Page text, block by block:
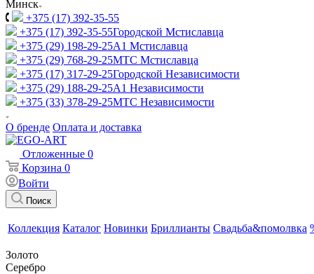
Минск
+375 (17) 392-35-55
+375 (17) 392-35-55Городской Мстиславца
+375 (29) 198-29-25A1 Мстиславца
+375 (29) 768-29-25МТС Мстиславца
+375 (17) 317-29-25Городской Независимости
+375 (29) 188-29-25A1 Независимости
+375 (33) 378-29-25МТС Независимости
О бренде Оплата и доставка
Отложенные 0
Корзина 0
Войти
Поиск
Коллекция Каталог Новинки Бриллианты Свадьба&помолвка
Золото
Серебро